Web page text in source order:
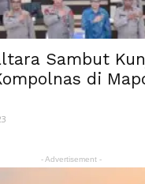
Sambut
di
- Advertisement -